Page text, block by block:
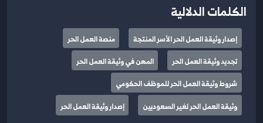
الكلمات الدلالية
إصدار وثيقة العمل الحر الأسر المنتجة
منصة العمل الحر
تجديد وثيقة العمل الحر
المهن في وثيقة العمل الحر
شروط وثيقة العمل الحر للموظف الحكومي
وثيقة العمل الحر لغير السعوديين
إصدار وثيقة العمل الحر